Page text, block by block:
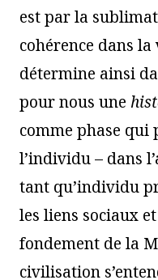
est par la
cohérence dans
détermine ainsi
pour nous une
comme phase
l’individu – dans
tant qu’individu
les liens sociaux
fondement de la
civilisation